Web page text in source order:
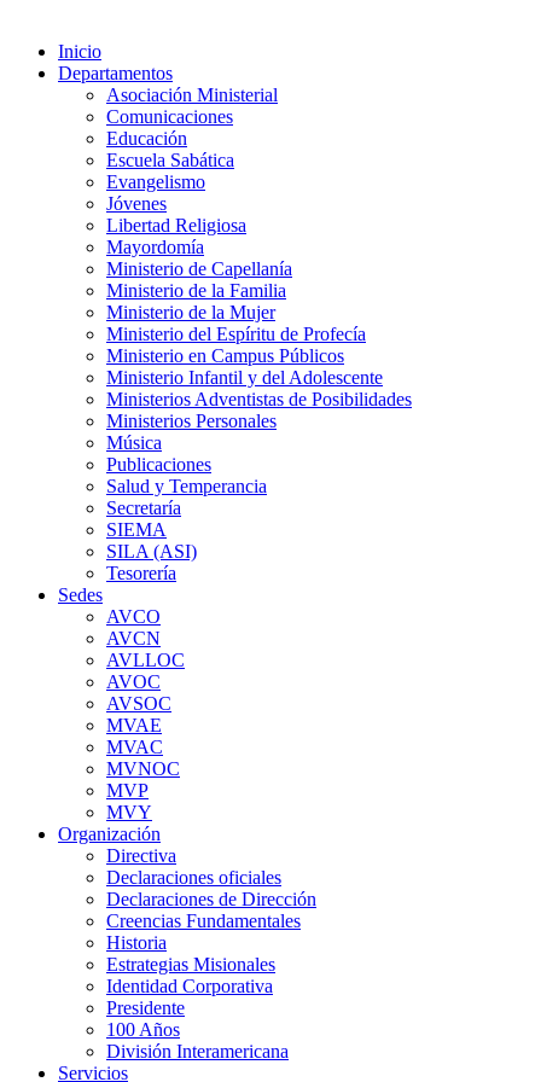
Inicio
Departamentos
Asociación Ministerial
Comunicaciones
Educación
Escuela Sabática
Evangelismo
Jóvenes
Libertad Religiosa
Mayordomía
Ministerio de Capellanía
Ministerio de la Familia
Ministerio de la Mujer
Ministerio del Espíritu de Profecía
Ministerio en Campus Públicos
Ministerio Infantil y del Adolescente
Ministerios Adventistas de Posibilidades
Ministerios Personales
Música
Publicaciones
Salud y Temperancia
Secretaría
SIEMA
SILA (ASI)
Tesorería
Sedes
AVCO
AVCN
AVLLOC
AVOC
AVSOC
MVAE
MVAC
MVNOC
MVP
MVY
Organización
Directiva
Declaraciones oficiales
Declaraciones de Dirección
Creencias Fundamentales
Historia
Estrategias Misionales
Identidad Corporativa
Presidente
100 Años
División Interamericana
Servicios